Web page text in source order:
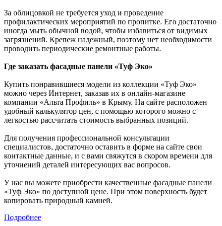
За облицовкой не требуется уход и проведение
профилактических мероприятий по пропитке. Его достаточно
иногда мыть обычной водой, чтобы избавиться от видимых
загрязнений. Крепеж надежный, поэтому нет необходимости
проводить периодические ремонтные работы.
Где заказать фасадные панели «Туф Эко»
Купить понравившиеся модели из коллекции «Туф Эко»
можно через Интернет, заказав их в онлайн-магазине
компании «Альта Профиль» в Крыму. На сайте расположен
удобный калькулятор цен, с помощью которого можно с
легкостью рассчитать стоимость выбранных позиций.
Для получения профессиональной консультации
специалистов, достаточно оставить в форме на сайте свои
контактные данные, и с вами свяжутся в скором времени для
уточнений деталей интересующих вас вопросов.
У нас вы можете приобрести качественные фасадные панели
«Туф Эко» по доступной цене. При этом поверхность будет
копировать природный камней.
Подробнее